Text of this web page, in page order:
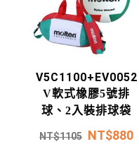
V5C1100+EV0052
V軟式橡膠5號排
球、2入裝排球袋
NT$1105 NT$880